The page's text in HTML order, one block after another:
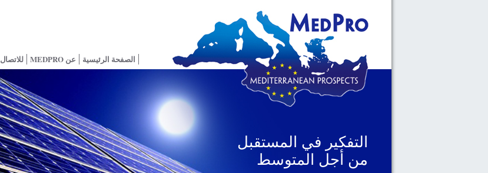
التفكير في المستقبل
من أجل المتوسط
التفكير في المستقبل
من أجل المتوسط
الصفحة الرئيسية عن MEDPRO للاتصال